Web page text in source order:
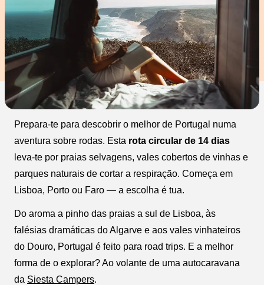
Prepara-te para descobrir o melhor de Portugal numa
aventura sobre rodas. Esta rota circular de 14 dias
leva-te por praias selvagens, vales cobertos de vinhas e
parques naturais de cortar a respiração. Começa em
Lisboa, Porto ou Faro — a escolha é tua.
Do aroma a pinho das praias a sul de Lisboa, às
falésias dramáticas do Algarve e aos vales vinhateiros
do Douro, Portugal é feito para road trips. E a melhor
forma de o explorar? Ao volante de uma autocaravana
da Siesta Campers.